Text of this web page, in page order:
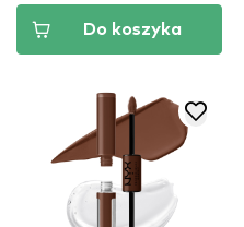
Do koszyka